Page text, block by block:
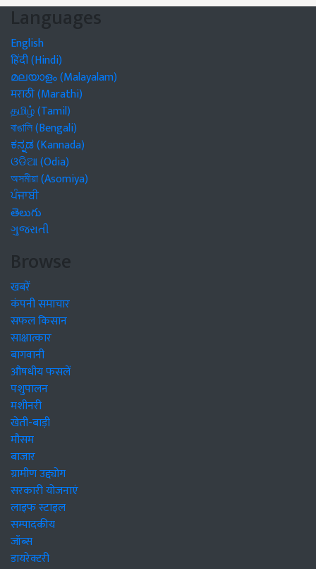
Languages
English
हिंदी (Hindi)
മലയാളം (Malayalam)
मराठी (Marathi)
தமிழ் (Tamil)
বাঙালি (Bengali)
ಕನ್ನಡ (Kannada)
ଓଡିଆ (Odia)
অসমীয়া (Asomiya)
ਪੰਜਾਬੀ
తెలుగు
ગુજરાતી
Browse
खबरें
कंपनी समाचार
सफल किसान
साक्षात्कार
बागवानी
औषधीय फसलें
पशुपालन
मशीनरी
खेती-बाड़ी
मौसम
बाजार
ग्रामीण उद्द्योग
सरकारी योजनाएं
लाइफ स्टाइल
सम्पादकीय
जॉब्स
डायरेक्टरी